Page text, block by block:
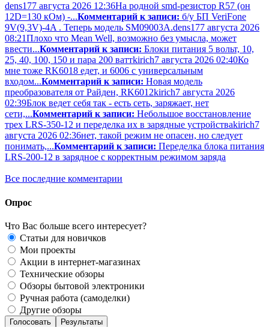
dens177 августа 2026 12:36На родной smd-резистор R57 (он
12D=130 кОм) -...Комментарий к записи: б/у БП VeriFone
9V(9,3V)-4A . Теперь модель SM09003A.dens177 августа 2026
08:21Плохо что Mean Well, возможно без умысла, может
ввести...Комментарий к записи: Блоки питания 5 вольт, 10,
25, 40, 100, 150 и пара 200 ваттkirich7 августа 2026 02:40Ко
мне тоже RK6018 едет, и 6006 с универсальным
входом...Комментарий к записи: Новая модель
преобразователя от Райден, RK6012kirich7 августа 2026
02:39Блок ведет себя так - есть сеть, заряжает, нет
сети,...Комментарий к записи: Небольшое восстановление
трех LRS-350-12 и переделка их в зарядные устройстваkirich7
августа 2026 02:36нет, такой режим не опасен, но следует
понимать,...Комментарий к записи: Переделка блока питания
LRS-200-12 в зарядное с корректным режимом заряда
Все последние комментарии
Опрос
Что Вас больше всего интересует?
Статьи для новичков
Мои проекты
Акции в интернет-магазинах
Технические обзоры
Обзоры бытовой электроники
Ручная работа (самоделки)
Другие обзоры
Голосовать Результаты